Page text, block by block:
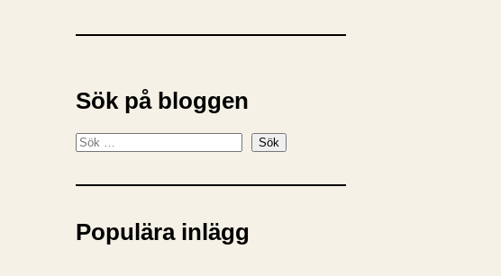
Sök på bloggen
S
k
Sök
Populära inlägg